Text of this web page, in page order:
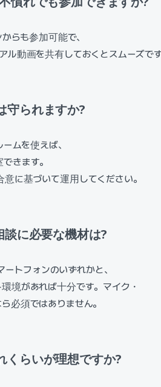
らも参加可能で、
ル動画を共有しておくとスムーズで
守られますか?
ムを使えば、
きます。
に基づいて運用してください。
談に必要な機材は?
トフォンのいずれかと、
境があれば十分です。マイク・
必須ではありません。
くらいが理想ですか?